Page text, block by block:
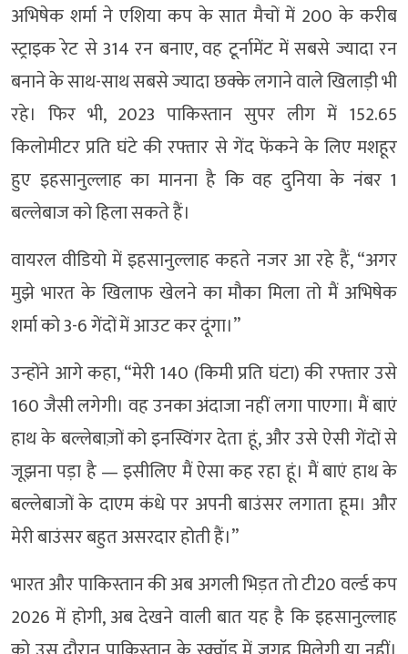
अभिषेक शर्मा ने एशिया कप के सात मैचों में 200 के करीब
स्ट्राइक रेट से 314 रन बनाए, वह टूर्नामेंट में सबसे ज्यादा रन
बनाने के साथ-साथ सबसे ज्यादा छक्के लगाने वाले खिलाड़ी भी
रहे। फिर भी, 2023 पाकिस्तान सुपर लीग में 152.65
किलोमीटर प्रति घंटे की रफ्तार से गेंद फेंकने के लिए मशहूर
हुए इहसानुल्लाह का मानना ​​है कि वह दुनिया के नंबर 1
बल्लेबाज को हिला सकते हैं।
वायरल वीडियो में इहसानुल्लाह कहते नजर आ रहे हैं, “अगर
मुझे भारत के खिलाफ खेलने का मौका मिला तो मैं अभिषेक
शर्मा को 3-6 गेंदों में आउट कर दूंगा।”
उन्होंने आगे कहा, “मेरी 140 (किमी प्रति घंटा) की रफ्तार उसे
160 जैसी लगेगी। वह उनका अंदाजा नहीं लगा पाएगा। मैं बाएं
हाथ के बल्लेबाज़ों को इनस्विंगर देता हूं, और उसे ऐसी गेंदों से
जूझना पड़ा है — इसीलिए मैं ऐसा कह रहा हूं। मैं बाएं हाथ के
बल्लेबाजों के दाएम कंधे पर अपनी बाउंसर लगाता हूम। और
मेरी बाउंसर बहुत असरदार होती हैं।”
भारत और पाकिस्तान की अब अगली भिड़त तो टी20 वर्ल्ड कप
2026 में होगी, अब देखने वाली बात यह है कि इहसानुल्लाह